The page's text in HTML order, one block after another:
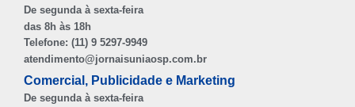
De segunda à sexta-feira
das 8h às 18h
Telefone: (11) 9 5297-9949
atendimento@jornaisuniaosp.com.br
Comercial, Publicidade e Marketing
De segunda à sexta-feira